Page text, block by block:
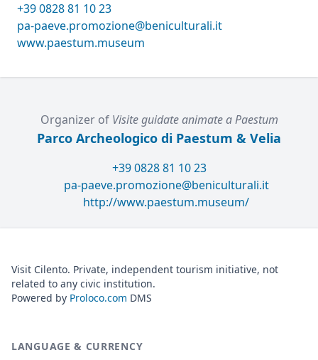
+39 0828 81 10 23
pa-paeve.promozione@beniculturali.it
www.paestum.museum
Organizer of Visite guidate animate a Paestum
Parco Archeologico di Paestum & Velia
+39 0828 81 10 23
pa-paeve.promozione@beniculturali.it
http://www.paestum.museum/
Visit Cilento. Private, independent tourism initiative, not
related to any civic institution.
Powered by Proloco.com DMS
LANGUAGE & CURRENCY